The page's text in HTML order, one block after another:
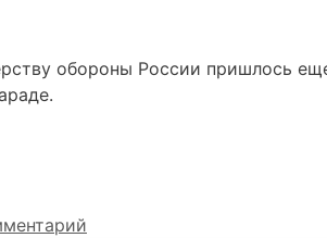
обороны России пришлось